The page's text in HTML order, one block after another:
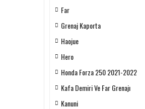
Far
Grenaj Kaporta
Haojue
Hero
Honda Forza 250 2021-2022
Kafa Demiri Ve Far Grenajı
Kanuni